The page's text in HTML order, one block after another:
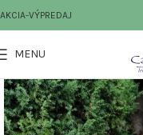
AKCIA-VÝPREDAJ
MENU